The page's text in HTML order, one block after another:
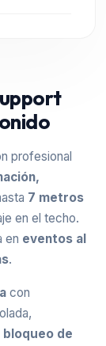
profesional
7 metros
en el techo.
en eventos al
.
con
bloqueo de